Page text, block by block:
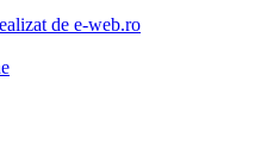
de e-web.ro